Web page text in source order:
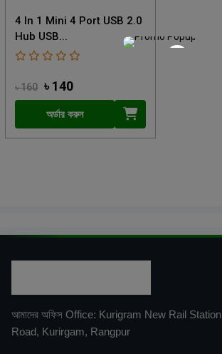
4 In 1 Mini 4 Port USB 2.0
Hub USB...
৳ 160 ৳ 140
অর্ডার করুন
আমাদের অফিস Office: Kurigram New Rail Station
Road, Kurirgam, Rangpur